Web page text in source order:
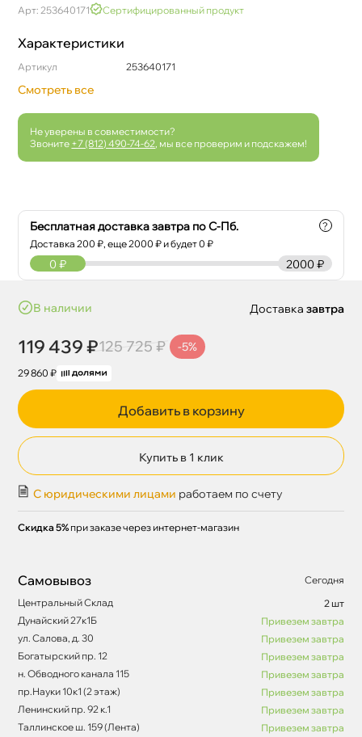
Арт: 253640171 Сертифицированный продукт
Характеристики
Артикул 253640171
Смотреть все
Не уверены в совместимости?
Звоните +7 (812) 490-74-62 , мы все проверим и подскажем!
Бесплатная доставка завтра по С-Пб.
Доставка200 ₽, еще2000 ₽ и будет 0 ₽
?
2000 ₽
0 ₽
наличии
119 439 ₽125 725 ₽ -5%
29 860 ₽
Доставка завтра
Добавить в корзину
Купить в 1 клик
С юридическими лицами работаем по счету
Скидка 5% при заказе через интернет-магазин
Самовывоз
Сегодня
Центральный Склад
2 шт
Дунайский 27к1Б
Привезем завтра
ул. Салова, д. 30
Привезем завтра
Богатырский пр. 12
Привезем завтра
н. Обводного канала 115
Привезем завтра
пр.Науки 10к1 (2 этаж)
Привезем завтра
Ленинский пр. 92 к.1
Привезем завтра
Таллинское ш. 159 (Лента)
Привезем завтра